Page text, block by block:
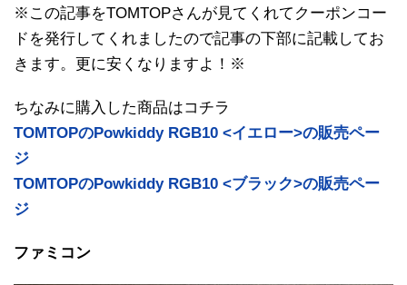
※この記事をTOMTOPさんが見てくれてクーポンコー
ドを発行してくれましたので記事の下部に記載してお
きます。更に安くなりますよ！※
ちなみに購入した商品はコチラ
TOMTOPのPowkiddy RGB10 <イエロー>の販売ペー
ジ
TOMTOPのPowkiddy RGB10 <ブラック>の販売ペー
ジ
ファミコン